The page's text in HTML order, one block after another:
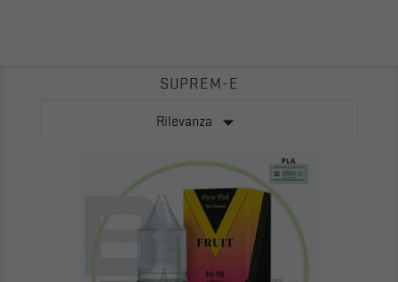
SUPREM-E
Rilevanza 